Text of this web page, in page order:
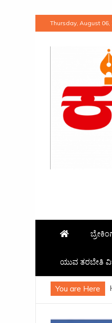
Thursday, August 06,
ಯುವ ತರಬೇತಿ
You are Here